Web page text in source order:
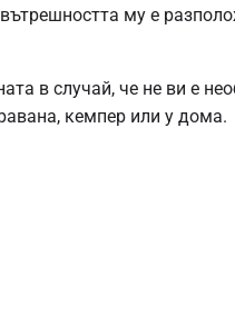
му е
в случай, че не ви е
кемпер или у дома.